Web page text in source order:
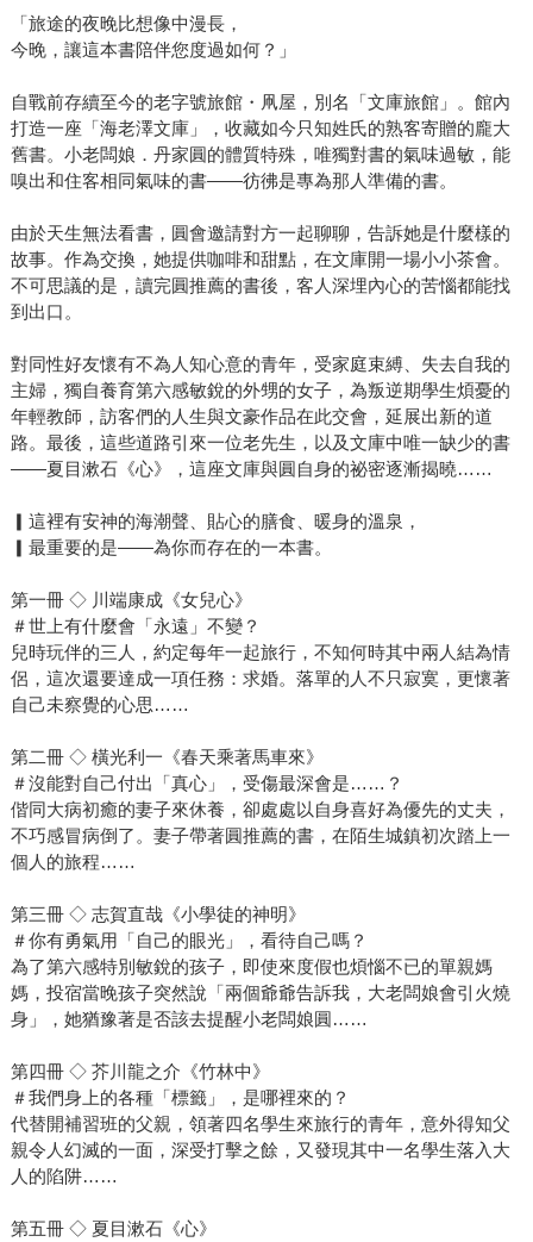
「旅途的夜晚比想像中漫長，
今晚，讓這本書陪伴您度過如何？」
自戰前存續至今的老字號旅館・凧屋，別名「文庫旅館」。館內
打造一座「海老澤文庫」，收藏如今只知姓氏的熟客寄贈的龐大
舊書。小老闆娘．丹家圓的體質特殊，唯獨對書的氣味過敏，能
嗅出和住客相同氣味的書——彷彿是專為那人準備的書。
由於天生無法看書，圓會邀請對方一起聊聊，告訴她是什麼樣的
故事。作為交換，她提供咖啡和甜點，在文庫開一場小小茶會。
不可思議的是，讀完圓推薦的書後，客人深埋內心的苦惱都能找
到出口。
對同性好友懷有不為人知心意的青年，受家庭束縛、失去自我的
主婦，獨自養育第六感敏銳的外甥的女子，為叛逆期學生煩憂的
年輕教師，訪客們的人生與文豪作品在此交會，延展出新的道
路。最後，這些道路引來一位老先生，以及文庫中唯一缺少的書
——夏目漱石《心》，這座文庫與圓自身的祕密逐漸揭曉……
▎這裡有安神的海潮聲、貼心的膳食、暖身的溫泉，
▎最重要的是——為你而存在的一本書。
第一冊 ◇ 川端康成《女兒心》
＃世上有什麼會「永遠」不變？
兒時玩伴的三人，約定每年一起旅行，不知何時其中兩人結為情
侶，這次還要達成一項任務：求婚。落單的人不只寂寞，更懷著
自己未察覺的心思……
第二冊 ◇ 橫光利一《春天乘著馬車來》
＃沒能對自己付出「真心」，受傷最深會是……？
偕同大病初癒的妻子來休養，卻處處以自身喜好為優先的丈夫，
不巧感冒病倒了。妻子帶著圓推薦的書，在陌生城鎮初次踏上一
個人的旅程……
第三冊 ◇ 志賀直哉《小學徒的神明》
＃你有勇氣用「自己的眼光」，看待自己嗎？
為了第六感特別敏銳的孩子，即使來度假也煩惱不已的單親媽
媽，投宿當晚孩子突然說「兩個爺爺告訴我，大老闆娘會引火燒
身」，她猶豫著是否該去提醒小老闆娘圓……
第四冊 ◇ 芥川龍之介《竹林中》
＃我們身上的各種「標籤」，是哪裡來的？
代替開補習班的父親，領著四名學生來旅行的青年，意外得知父
親令人幻滅的一面，深受打擊之餘，又發現其中一名學生落入大
人的陷阱……
第五冊 ◇ 夏目漱石《心》